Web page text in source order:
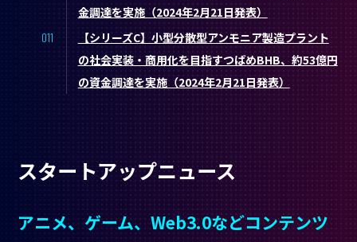
金調達を実施（2024年2月21日発表）
【シリーズC】小型分散型アンモニア製造プラント
の社会実装・商用化を目指すつばめBHB、約53億円
の資金調達を実施（2024年2月21日発表）
スタートアップニュース
アニメ、ゲーム、Web3.0などコンテンツ